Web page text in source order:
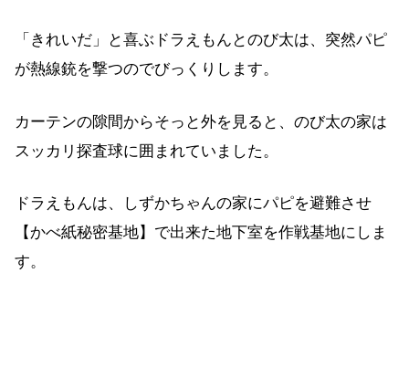
「きれいだ」と喜ぶドラえもんとのび太は、突然パピ
が熱線銃を撃つのでびっくりします。
カーテンの隙間からそっと外を見ると、のび太の家は
スッカリ探査球に囲まれていました。
ドラえもんは、しずかちゃんの家にパピを避難させ
【かべ紙秘密基地】で出来た地下室を作戦基地にしま
す。